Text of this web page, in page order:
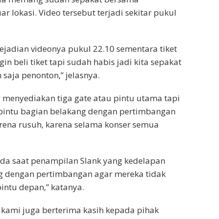
lokasi. Video tersebut terjadi sekitar pukul
videonya pukul 22.10 sementara tiket
beli tiket tapi sudah habis jadi kita sepakat
penonton,” jelasnya.
tiga gate atau pintu utama tapi
bagian belakang dengan pertimbangan
rusuh, karena selama konser semua
saat penampilan Slank yang kedelapan
pertimbangan agar mereka tidak
depan,” katanya.
juga berterima kasih kepada pihak